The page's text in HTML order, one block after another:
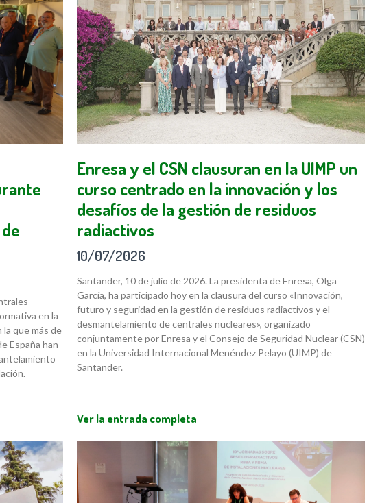
en la
que más de
España han
Enresa y el CSN clausuran en la UIMP un
curso centrado en la innovación y los
desafíos de la gestión de residuos
radiactivos
10/07/2026
Santander, 10 de julio de 2026. La presidenta de Enresa, Olga
García, ha participado hoy en la clausura del curso «Innovación,
futuro y seguridad en la gestión de residuos radiactivos y el
desmantelamiento de centrales nucleares», organizado
conjuntamente por Enresa y el Consejo de Seguridad Nuclear (CSN)
en la Universidad Internacional Menéndez Pelayo (UIMP) de
Santander.
Ver la entrada completa